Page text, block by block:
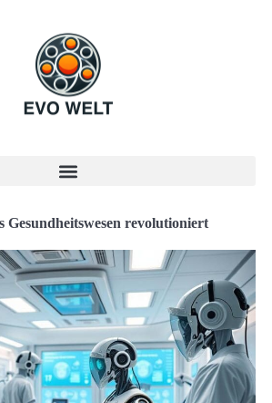
Gesundheitswesen revolutioniert